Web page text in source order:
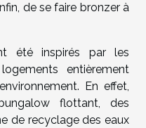
de se faire bronzer à
été inspirés par les
entièrement
En effet,
flottant, des
de recyclage des eaux